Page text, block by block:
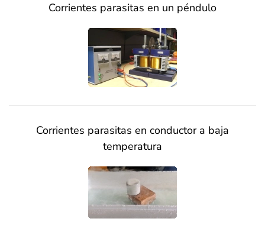
Corrientes parasitas en un péndulo
Corrientes parasitas en conductor a baja
temperatura